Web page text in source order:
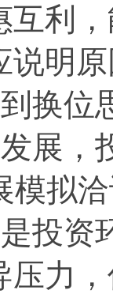
互利
说明
换位
展，
模拟
投资
压力